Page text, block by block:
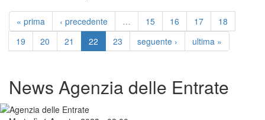
« prima ‹ precedente … 15 16 17
18
19
20 21 22 23 seguente › ultima »
News Agenzia delle Entrate